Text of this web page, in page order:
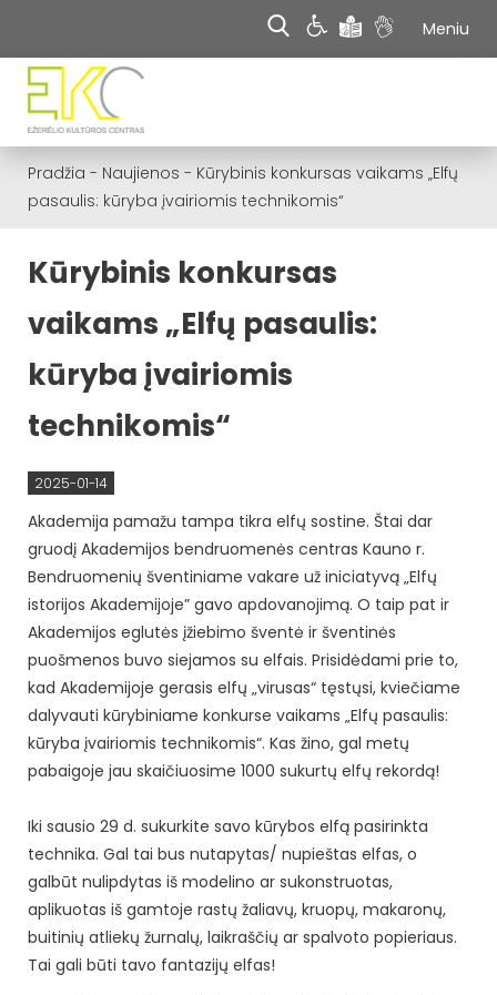
Meniu
Pradžia - Naujienos - Kūrybinis konkursas vaikams „Elfų
pasaulis: kūryba įvairiomis technikomis“
Kūrybinis konkursas
vaikams „Elfų pasaulis:
kūryba įvairiomis
technikomis“
2025-01-14
Akademija pamažu tampa tikra elfų sostine. Štai dar
gruodį Akademijos bendruomenės centras Kauno r.
Bendruomenių šventiniame vakare už iniciatyvą „Elfų
istorijos Akademijoje” gavo apdovanojimą. O taip pat ir
Akademijos eglutės įžiebimo šventė ir šventinės
puošmenos buvo siejamos su elfais. Prisidėdami prie to,
kad Akademijoje gerasis elfų „virusas“ tęstųsi, kviečiame
dalyvauti kūrybiniame konkurse vaikams „Elfų pasaulis:
kūryba įvairiomis technikomis“. Kas žino, gal metų
pabaigoje jau skaičiuosime 1000 sukurtų elfų rekordą!
Iki sausio 29 d. sukurkite savo kūrybos elfą pasirinkta
technika. Gal tai bus nutapytas/ nupieštas elfas, o
galbūt nulipdytas iš modelino ar sukonstruotas,
aplikuotas iš gamtoje rastų žaliavų, kruopų, makaronų,
buitinių atliekų žurnalų, laikraščių ar spalvoto popieriaus.
Tai gali būti tavo fantazijų elfas!